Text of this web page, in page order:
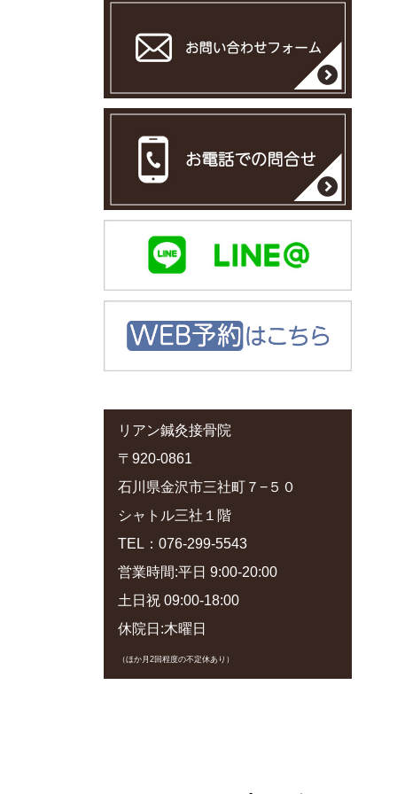
リアン鍼灸接骨院
〒920-0861
石川県金沢市三社町７−５０
シャトル三社１階
TEL：076-299-5543
営業時間:平日 9:00-20:00
土日祝 09:00-18:00
休院日:木曜日
（ほか月2回程度の不定休あり）